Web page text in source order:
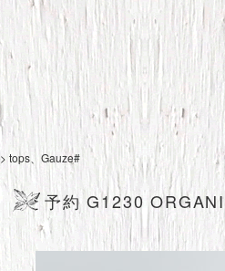
> tops Gauze#
予約 G1230